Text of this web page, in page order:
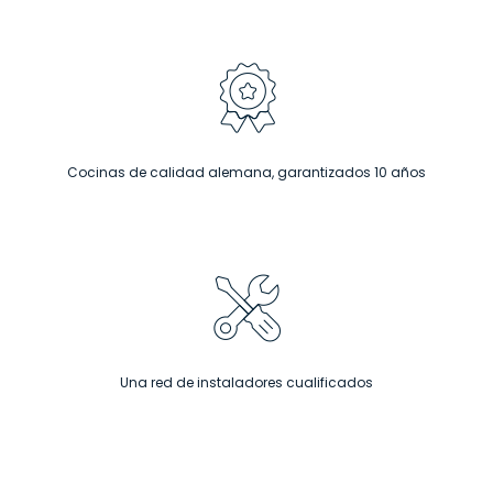
Cocinas de calidad alemana, garantizados 10 años
Una red de instaladores cualificados